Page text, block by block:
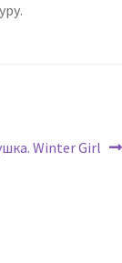
Winter Girl